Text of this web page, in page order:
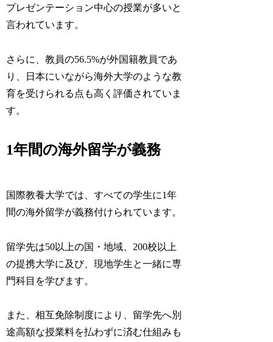
プレゼンテーション中心の授業が多いと
言われています。
さらに、教員の56.5%が外国籍教員であ
り、日本にいながら海外大学のような教
育を受けられる点も高く評価されていま
す。
1年間の海外留学が義務
国際教養大学では、すべての学生に1年
間の海外留学が義務付けられています。
留学先は50以上の国・地域、200校以上
の提携大学に及び、現地学生と一緒に専
門科目を学びます。
また、相互免除制度により、留学先へ別
途高額な授業料を払わずに済む仕組みも